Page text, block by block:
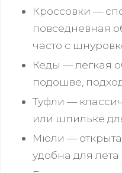
Кроссовки —
повседневная
часто с
Кеды — легкая
подошве,
Туфли —
или шпильке
Мюли —
удобна для